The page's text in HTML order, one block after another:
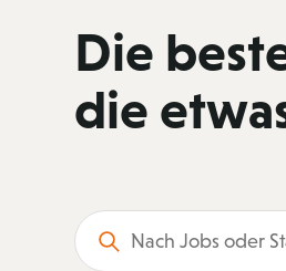
Die
die
Suchbegriff